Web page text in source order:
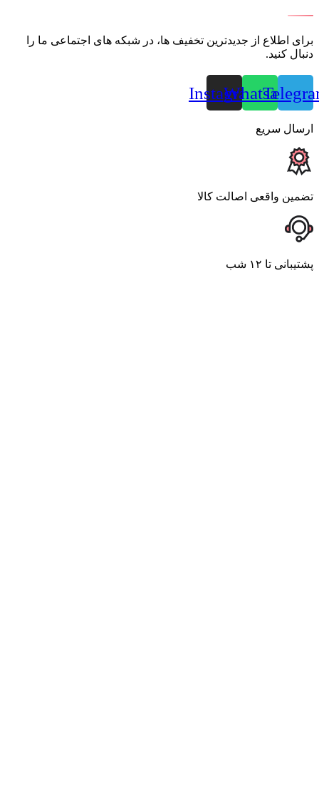
برای اطلاع از جدیدترین تخفیف ها، در شبکه های اجتماعی ما را
دنبال کنید.
Whatsapp
Instagram
ارسال سریع
تضمین واقعی اصالت کالا
پشتیبانی تا ۱۲ شب